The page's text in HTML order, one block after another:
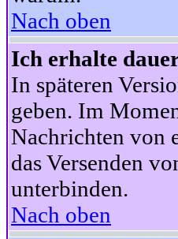
Nach oben
Ich erhalte
In späteren
geben. Im
Nachrichten von
das Versenden
unterbinden.
Nach oben